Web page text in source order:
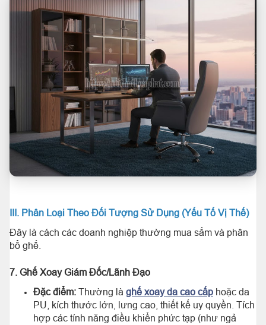
III. Phân Loại Theo Đối Tượng Sử Dụng (Yếu Tố Vị Thế)
Đây là cách các doanh nghiệp thường mua sắm và phân
bổ ghế.
7. Ghế Xoay Giám Đốc/Lãnh Đạo
Đặc điểm: Thường là ghế xoay da cao cấp hoặc da
PU, kích thước lớn, lưng cao, thiết kế uy quyền. Tích
hợp các tính năng điều khiển phức tạp (như ngả